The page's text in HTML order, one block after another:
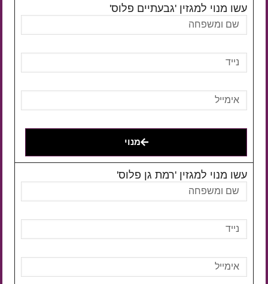
עשו מנוי למגזין 'גבעתיים פלוס'
מנוי
עשו מנוי למגזין 'רמת גן פלוס'